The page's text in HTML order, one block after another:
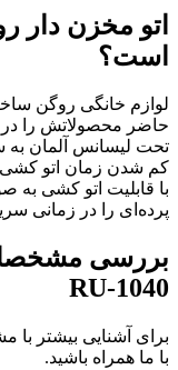
اتو مخزن دار
است؟
لوازم خانگی روگن
حاضر محصولاتش را در
تحت لیسانس آلمان
کم شدن زمان اتو
با قابلیت اتو کشی به
پرده‌ای را در زمانی
بررسی
RU-1040
با ما همراه باشید.